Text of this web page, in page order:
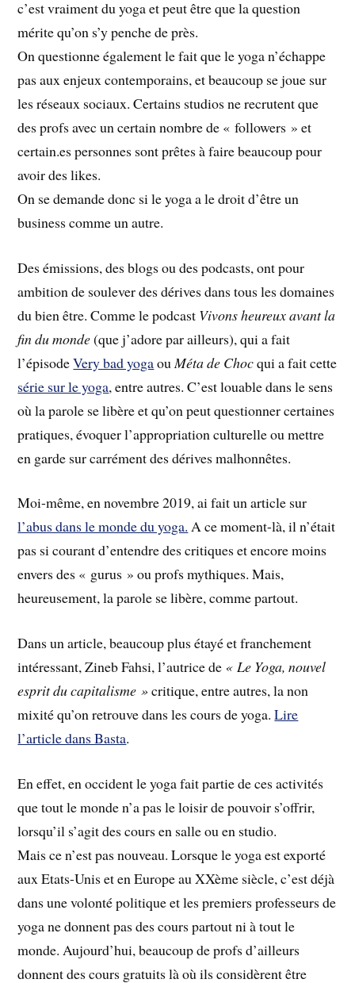
c’est vraiment du yoga et peut être que la question
mérite qu’on s’y penche de près.
On questionne également le fait que le yoga n’échappe
pas aux enjeux contemporains, et beaucoup se joue sur
les réseaux sociaux. Certains studios ne recrutent que
des profs avec un certain nombre de « followers » et
certain.es personnes sont prêtes à faire beaucoup pour
avoir des likes.
On se demande donc si le yoga a le droit d’être un
business comme un autre.
Des émissions, des blogs ou des podcasts, ont pour
ambition de soulever des dérives dans tous les domaines
du bien être. Comme le podcast Vivons heureux avant la
fin du monde(que j’adore par ailleurs), qui a fait
l’épisodeVery bad yogaou Méta de Chocqui a fait cette
série sur le yoga, entre autres. C’est louable dans le sens
où la parole se libère et qu’on peut questionner certaines
pratiques, évoquer l’appropriation culturelle ou mettre
en garde sur carrément des dérives malhonnêtes.
Moi-même, en novembre 2019, ai fait un article sur
l’abus dans le monde du yoga. A ce moment-là, il n’était
pas si courant d’entendre des critiques et encore moins
envers des « gurus » ou profs mythiques. Mais,
heureusement, la parole se libère, comme partout.
Dans un article, beaucoup plus étayé et franchement
intéressant, Zineb Fahsi, l’autrice de « Le Yoga, nouvel
esprit du capitalisme »critique, entre autres, la non
mixité qu’on retrouve dans les cours de yoga.Lire
l’article dans Basta.
En effet, en occident le yoga fait partie de ces activités
que tout le monde n’a pas le loisir de pouvoir s’offrir,
lorsqu’il s’agit des cours en salle ou en studio.
Mais ce n’est pas nouveau. Lorsque le yoga est exporté
aux Etats-Unis et en Europe au XXème siècle, c’est déjà
dans une volonté politique et les premiers professeurs de
yoga ne donnent pas des cours partout ni à tout le
monde. Aujourd’hui, beaucoup de profs d’ailleurs
donnent des cours gratuits là où ils considèrent être